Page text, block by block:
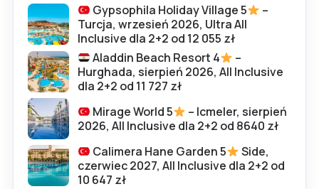
Gypsophila Holiday Village 5
–
Turcja, wrzesień 2026, Ultra All
Inclusive dla 2+2 od 12 055 zł
Aladdin Beach Resort 4
–
Hurghada, sierpień 2026, All Inclusive
dla 2+2 od 11 727 zł
Mirage World 5
– Icmeler, sierpień
2026, All Inclusive dla 2+2 od 8640 zł
Calimera Hane Garden 5
Side,
czerwiec 2027, All Inclusive dla 2+2 od
10 647 zł